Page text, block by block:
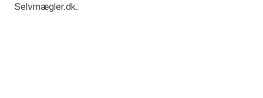
Selvmægler.dk.